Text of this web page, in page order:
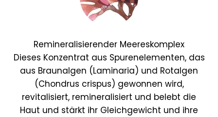
Remineralisierender Meereskomplex
Dieses Konzentrat aus Spurenelementen, das
aus Braunalgen (Laminaria) und Rotalgen
(Chondrus crispus) gewonnen wird,
revitalisiert, remineralisiert und belebt die
Haut und stärkt ihr Gleichgewicht und ihre